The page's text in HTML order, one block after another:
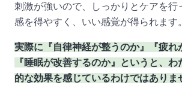
刺激が強いので、しっかりとケアを行
感を得やすく、いい感覚が得られます。
実際に『自律神経が整うのか』『疲れ
『睡眠が改善するのか』というと、わ
的な効果を感じているわけではありま